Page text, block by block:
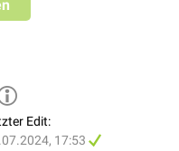
Edit:
17:53